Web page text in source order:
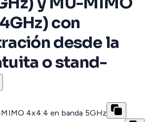
con
desde la
o stand-
4x4:4 en banda 5GHz